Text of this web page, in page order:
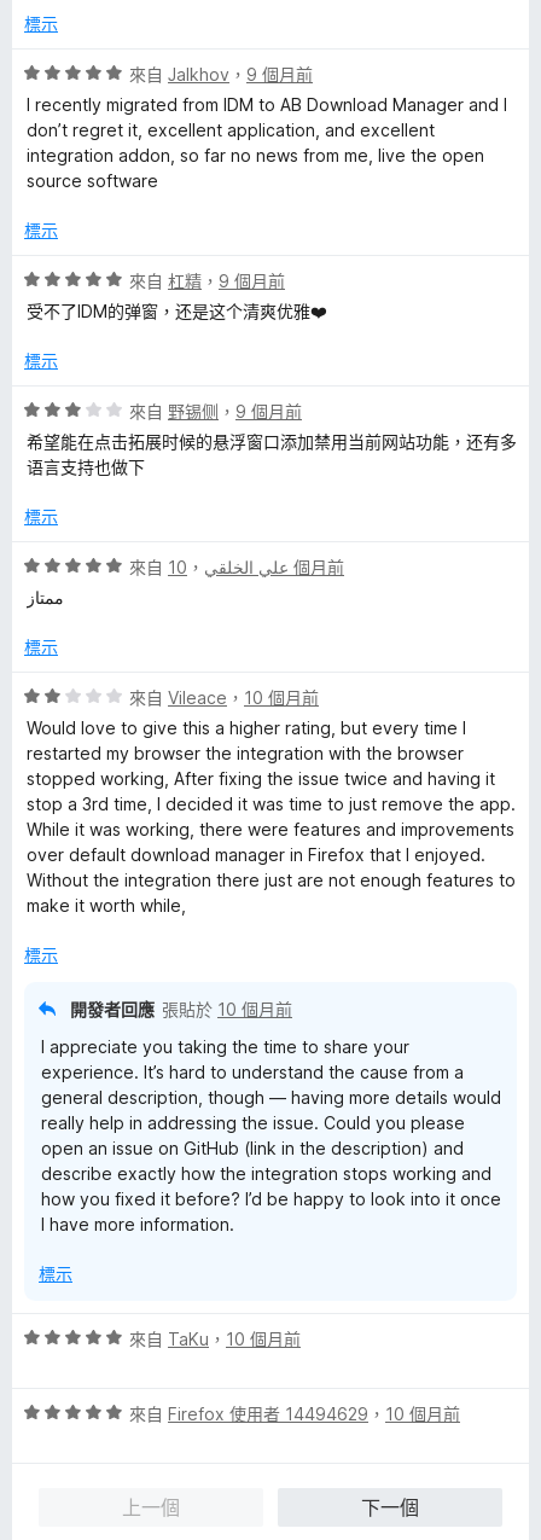
分
滿
分
分
標示
評
價
5
分
，
分
分
來自 Jalkhov ， 9 個月前
I recently migrated from IDM to AB Download Manager and I
don’t regret it, excellent application, and excellent
integration addon, so far no news from me, live the open
source software
標示
評
價
分
滿
分
5
分
來自 杠精 ， 9 個月前
受不了IDM的弹窗，还是这个清爽优雅❤️
標示
評
價
3
，
分
分
來自 野锡侧 ， 9 個月前
希望能在点击拓展时候的悬浮窗口添加禁用当前网站功能，还有多
语言支持也做下
標示
評
價
分
滿
分
分
來自 علي الخلقي ，
10 個月前
ممتاز
標示
評
價
2
分
，
滿
分
5
分
來自 Vileace ， 10 個月前
Would love to give this a higher rating, but every time I
restarted my browser the integration with the browser
stopped working, After fixing the issue twice and having it
stop a 3rd time, I decided it was time to just remove the app.
While it was working, there were features and improvements
over default download manager in Firefox that I enjoyed.
Without the integration there just are not enough features to
make it worth while,
標示
開發者回應 張貼於 10 個月前
I appreciate you taking the time to share your
experience. It’s hard to understand the cause from a
general description, though — having more details would
really help in addressing the issue. Could you please
open an issue on GitHub (link in the description) and
describe exactly how the integration stops working and
how you fixed it before? I’d be happy to look into it once
I have more information.
標示
評
分
來自 TaKu ， 10 個月前
評
來自 Firefox 使用者 14494629 ， 10 個月前
上一個
下一個